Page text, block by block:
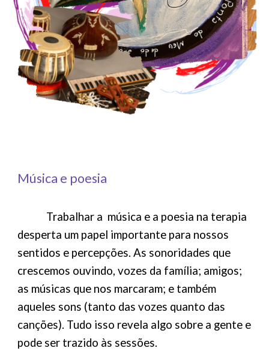
Música e poesia
Trabalhar a música e a poesia na terapia
desperta um papel importante para nossos
sentidos e percepções. As sonoridades que
crescemos ouvindo, vozes da família; amigos;
as músicas que nos marcaram; e também
aqueles sons (tanto das vozes quanto das
canções). Tudo isso revela algo sobre a gente e
pode ser trazido às sessões.